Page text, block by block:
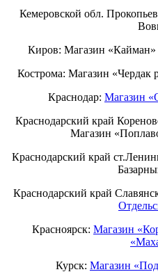
Кемеровской обл.
Киров: Магазин «Кайман»
Кострома: Магазин «Чердак
Краснодар: Магазин
Краснодарский край
Магазин
Краснодарский край
Краснодарский край
Красноярск: Магазин
Курск: Магазин